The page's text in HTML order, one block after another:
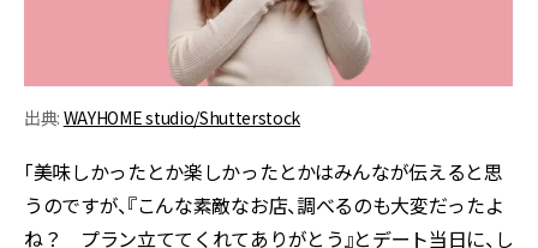
出典: WAYHOME studio/Shutterstock
「美味しかったとか楽しかったとかはみんなが伝えると思
うのですが、『こんな素敵なお店、調べるのも大変だったよ
ね？ プラン立ててくれてありがとう』とデート当日に、し